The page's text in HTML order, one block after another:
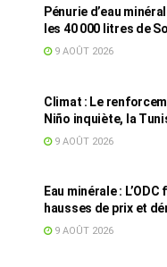
Pénurie d’eau
les 40 000 litres de
832 bouteilles saisies
9 AOÛT 2026
Climat : Le
Niño inquiète, la
concernée
9 AOÛT 2026
Eau minérale :
hausses de prix et
profiteurs de la
9 AOÛT 2026